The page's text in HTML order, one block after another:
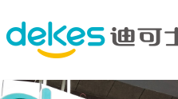
关于我们
品牌故事